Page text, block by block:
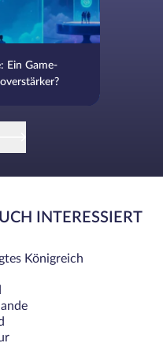
Ein Game-
INTERESSIERT
Königreich